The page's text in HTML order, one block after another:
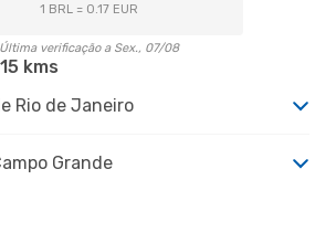
1 BRL = 0.17 EUR
Última verificação a Sex., 07/08
kms
Rio de Janeiro
Grande